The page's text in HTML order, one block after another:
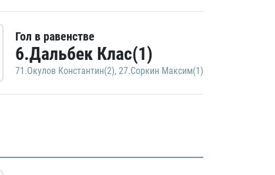
Гол в равенстве
6.Дальбек Клас(1)
71.Окулов Константин(2), 27.Соркин Максим(1)